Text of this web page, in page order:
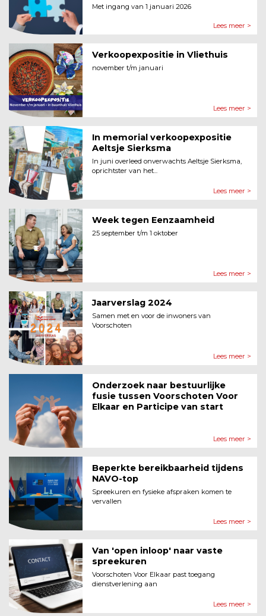
Met ingang van 1 januari 2026
Lees meer >
Verkoopexpositie in Vliethuis
november t/m januari
Lees meer >
In memorial verkoopexpositie
Aeltsje Sierksma
In juni overleed onverwachts Aeltsje Sierksma,
oprichtster van het...
Lees meer >
Week tegen Eenzaamheid
25 september t/m 1 oktober
Lees meer >
Jaarverslag 2024
Samen met en voor de inwoners van
Voorschoten
Lees meer >
Onderzoek naar bestuurlijke
fusie tussen Voorschoten Voor
Elkaar en Participe van start
Lees meer >
Beperkte bereikbaarheid tijdens
NAVO-top
Spreekuren en fysieke afspraken komen te
vervallen
Lees meer >
Van 'open inloop' naar vaste
spreekuren
Voorschoten Voor Elkaar past toegang
dienstverlening aan
Lees meer >